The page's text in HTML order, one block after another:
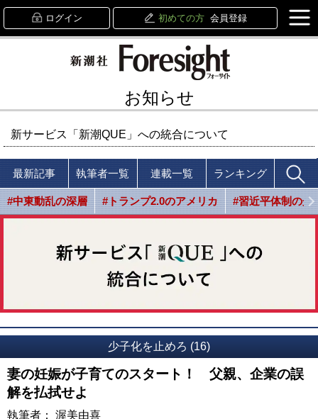
ログイン 初めての方 会員登録
お知らせ
新サービス「新潮QUE」への統合について
最新記事 執筆者一覧 連載一覧 ランキング
#中東動乱の深層 #トランプ2.0のアメリカ #習近平体制の光
少子化を止めろ (16)
妻の妊娠が子育てのスタート！ 父親、企業の誤
解を払拭せよ
執筆者： 渥美由喜